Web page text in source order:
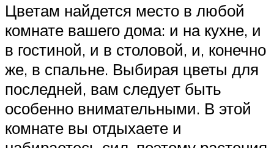
Цветам найдется место в любой
комнате вашего дома: и на кухне, и
в гостиной, и в столовой, и, конечно
же, в спальне. Выбирая цветы для
последней, вам следует быть
особенно внимательными. В этой
комнате вы отдыхаете и